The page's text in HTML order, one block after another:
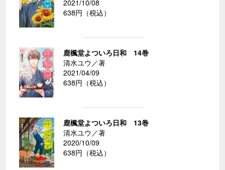
2021/10/08
638円（税込）
鹿楓堂よついろ日和 14巻
清水ユウ／著
2021/04/09
638円（税込）
鹿楓堂よついろ日和 13巻
清水ユウ／著
2020/10/09
638円（税込）